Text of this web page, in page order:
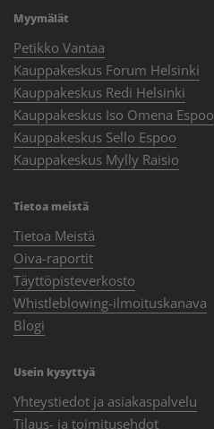
Myymälät
Petikko Vantaa
Kauppakeskus Forum Helsinki
Kauppakeskus Redi Helsinki
Kauppakeskus Iso Omena Espoo
Kauppakeskus Sello Espoo
Kauppakeskus Mylly Raisio
Tietoa meistä
Tietoa Meistä
Oiva-raportit
Täyttöpisteverkosto
Whistleblowing-ilmoituskanava
Blogi
Usein kysyttyä
Yhteystiedot ja asiakaspalvelu
Tilaus- ja toimitusehdot